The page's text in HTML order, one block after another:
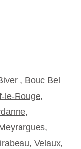
, Bouc Bel
le-Rouge,
,
Velaux,